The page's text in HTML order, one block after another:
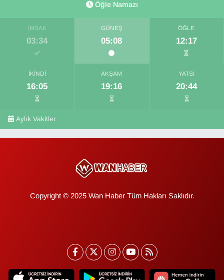
Öğle Namazı
İMSAK
03:34
GÜNEŞ
05:08
ÖĞLE
12:17
İKINDI
16:05
AKŞAM
19:16
YATSI
20:44
Aylık Vakitler
Copyright © 2025 Wan Haber Tüm Hakları Saklıdır.